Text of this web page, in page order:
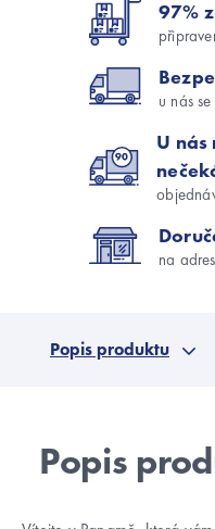
97%
u nás
U
na
Popis produktu